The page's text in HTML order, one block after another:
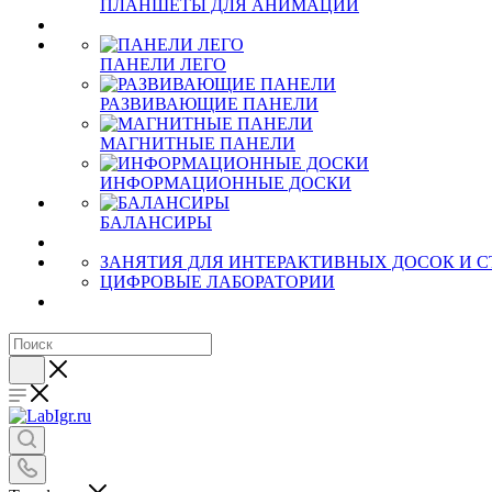
ПЛАНШЕТЫ ДЛЯ АНИМАЦИИ
ПАНЕЛИ ЛЕГО
РАЗВИВАЮЩИЕ ПАНЕЛИ
МАГНИТНЫЕ ПАНЕЛИ
ИНФОРМАЦИОННЫЕ ДОСКИ
БАЛАНСИРЫ
ЗАНЯТИЯ ДЛЯ ИНТЕРАКТИВНЫХ ДОСОК И
ЦИФРОВЫЕ ЛАБОРАТОРИИ